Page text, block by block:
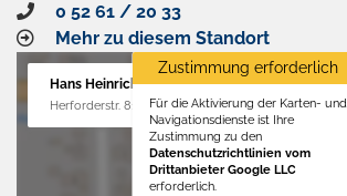
0 52 61 / 20 33
Mehr zu diesem Standort
Hans Heinrichs GmbH
Herforderstr. 81, 32657 Lemgo
Zustimmung erforderlich
Für die Aktivierung der Karten- und
Navigationsdienste ist Ihre
Zustimmung zu den
Datenschutzrichtlinien vom
Drittanbieter Google LLC
erforderlich.